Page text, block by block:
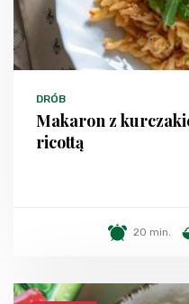
DRÓB
Makaron z
ricottą
20 min.